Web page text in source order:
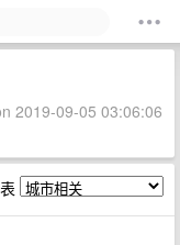
2019-09-05 03:06:06